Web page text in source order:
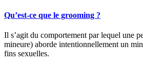
Qu’est-ce que le grooming ?
Il s’agit du comportement par lequel une
mineure) aborde intentionnellement un
fins sexuelles.